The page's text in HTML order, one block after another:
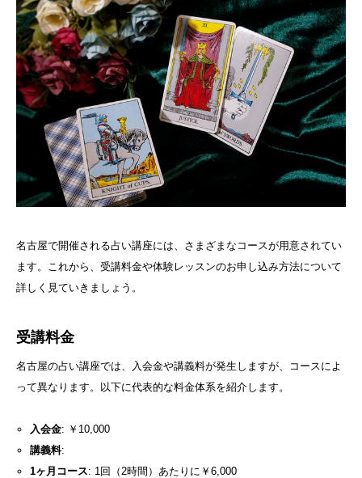
名古屋で開催される占い講座には、さまざまなコースが用意されてい
ます。これから、受講料金や体験レッスンのお申し込み方法について
詳しく見ていきましょう。
受講料金
名古屋の占い講座では、入会金や講義料が発生しますが、コースによ
って異なります。以下に代表的な料金体系を紹介します。
入会金: ￥10,000
講義料:
1ヶ月コース: 1回（2時間）あたりに￥6,000